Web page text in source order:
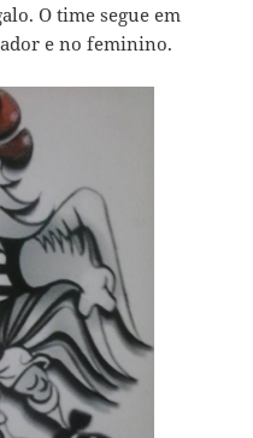
O time segue em
e no feminino.